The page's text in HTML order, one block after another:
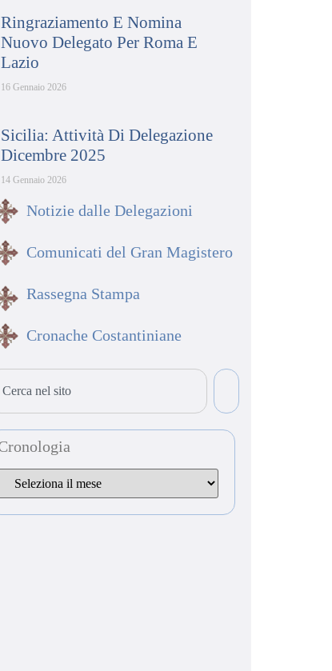
Ringraziamento E Nomina
Nuovo Delegato Per Roma E
Lazio
16 Gennaio 2026
Sicilia: Attività Di Delegazione
Dicembre 2025
14 Gennaio 2026
Notizie dalle Delegazioni
Comunicati del Gran Magistero
Rassegna Stampa
Cronache Costantiniane